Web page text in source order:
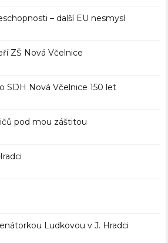
– další EU nesmysl
ZŠ Nová Včelnice
SDH Nová Včelnice 150 let
pod mou záštitou
Ludkovou v J. Hradci